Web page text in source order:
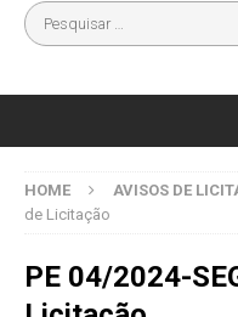
HOME AVISOS DE
de Licitação
PE 04/2024-